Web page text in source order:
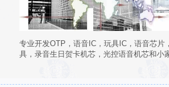
专业开发OTP，语音IC，玩具IC，语音芯
具，录音生日贺卡机芯，光控语音机芯和小